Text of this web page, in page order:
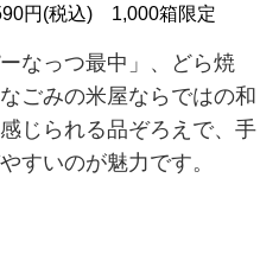
円(税込) 1,000箱限定
なっつ最中」、どら焼
ごみの米屋ならではの和
じられる品ぞろえで、手
すいのが魅力です。